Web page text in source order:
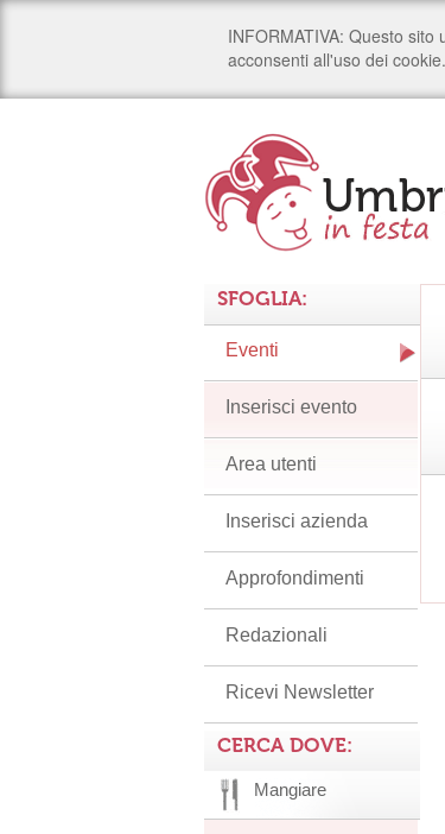
SFOGLIA:
Eventi
Inserisci evento
Area utenti
Inserisci azienda
Approfondimenti
Redazionali
Ricevi Newsletter
CERCA DOVE:
Mangiare